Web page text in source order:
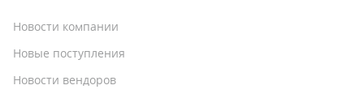
Новости компании
Новые поступления
Новости вендоров